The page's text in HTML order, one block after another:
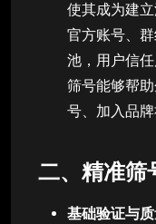
使其成为建
官方账号、
池，用户信
筛号能够帮
号、加入品牌
二、精准筛
基础验证与